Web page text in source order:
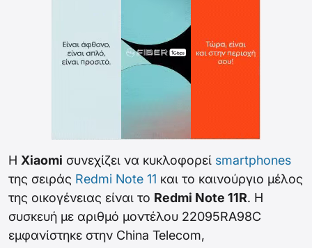
Η Xiaomi συνεχίζει να κυκλοφορεί smartphones
της σειράς Redmi Note 11 και το καινούργιο μέλος
της οικογένειας είναι το Redmi Note 11R. Η
συσκευή με αριθμό μοντέλου 22095RA98C
εμφανίστηκε στην China Telecom,